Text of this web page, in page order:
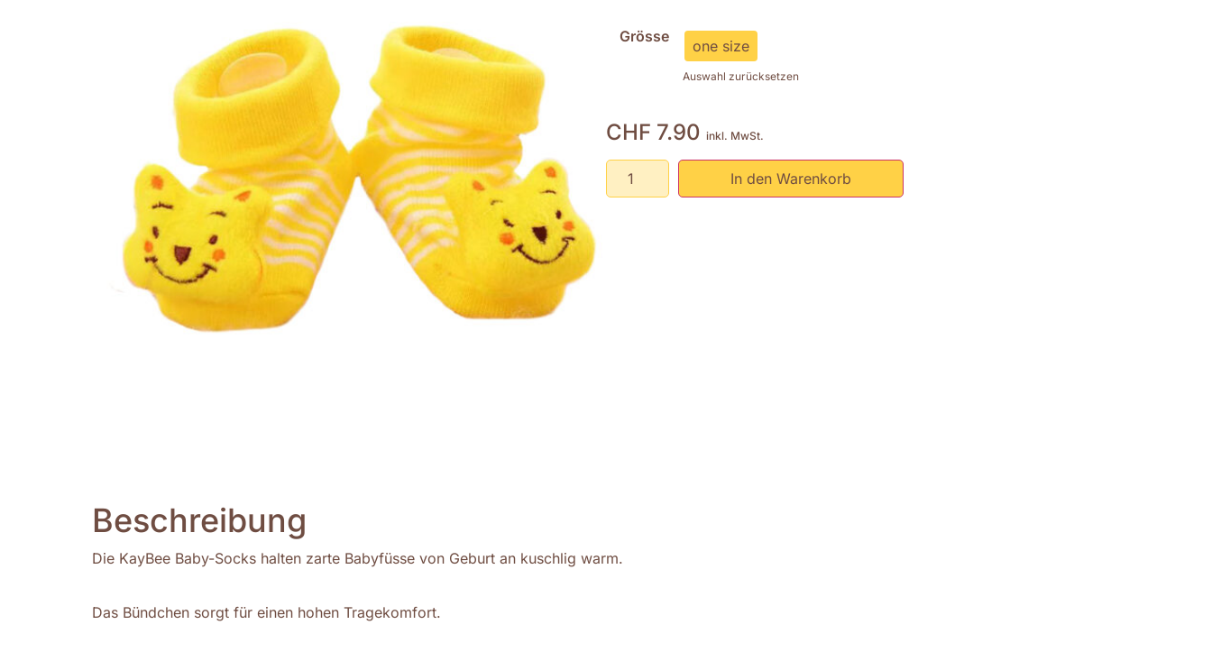
Grösse
one size
Auswahl zurücksetzen
CHF 7.90 inkl. MwSt.
In den Warenkorb
Beschreibung
Die KayBee Baby-Socks halten zarte Babyfüsse von Geburt an kuschlig warm.
Das Bündchen sorgt für einen hohen Tragekomfort.